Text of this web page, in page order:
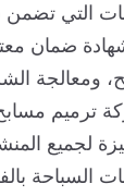
التي
ضمان
ومعالجة
ترميم مسابح
لجميع
السباحة